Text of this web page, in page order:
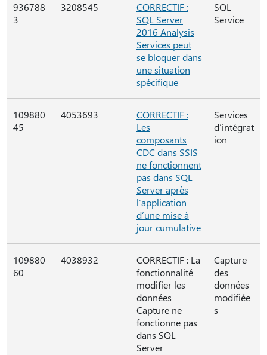
936788
3
3208545
CORRECTIF :
SQL Server
2016 Analysis
Services peut
se bloquer dans
une situation
spécifique
SQL
Service
109880
45
4053693
CORRECTIF :
Les
composants
CDC dans SSIS
ne fonctionnent
pas dans SQL
Server après
l’application
d’une mise à
jour cumulative
Services
d’intégrat
ion
109880
60
4038932
CORRECTIF : La
fonctionnalité
modifier les
données
Capture ne
fonctionne pas
dans SQL
Server
Capture
des
données
modifiée
s